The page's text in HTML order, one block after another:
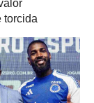
torcida